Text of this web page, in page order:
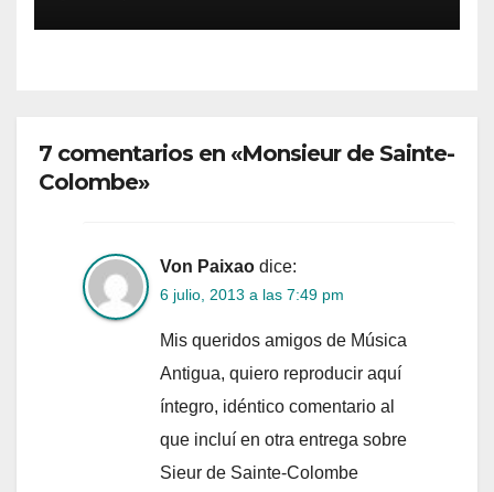
7 comentarios en «Monsieur de Sainte-
Colombe»
Von Paixao dice:
6 julio, 2013 a las 7:49 pm
Mis queridos amigos de Música
Antigua, quiero reproducir aquí
íntegro, idéntico comentario al
que incluí en otra entrega sobre
Sieur de Sainte-Colombe